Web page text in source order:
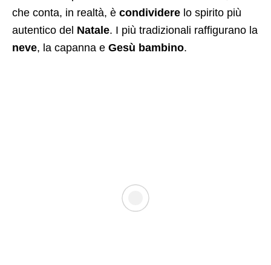
che conta, in realtà, è condividere lo spirito più
autentico del Natale. I più tradizionali raffigurano la
neve, la capanna e Gesù bambino.